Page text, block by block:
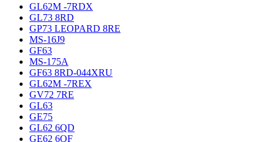
GL62M -7RDX
GL73 8RD
GP73 LEOPARD 8RE
MS-16J9
GF63
MS-175A
GF63 8RD-044XRU
GL62M -7REX
GV72 7RE
GL63
GE75
GL62 6QD
GE62 6QF